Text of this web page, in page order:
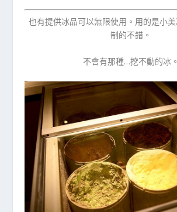
也有提供冰品可以無限使用。用的是小
制的不錯。
不會有那種…挖不動的冰。